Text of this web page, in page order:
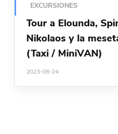
EXCURSIONES
Tour a Elounda,
Nikolaos y la
(Taxi / MiniVAN)
2023-08-24